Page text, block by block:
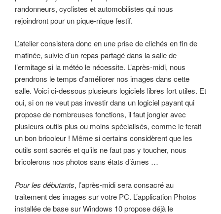
randonneurs, cyclistes et automobilistes qui nous
rejoindront pour un pique-nique festif.
L’atelier consistera donc en une prise de clichés en fin de
matinée, suivie d’un repas partagé dans la salle de
l’ermitage si la météo le nécessite. L’après-midi, nous
prendrons le temps d’améliorer nos images dans cette
salle. Voici ci-dessous plusieurs logiciels libres fort utiles. Et
oui, si on ne veut pas investir dans un logiciel payant qui
propose de nombreuses fonctions, il faut jongler avec
plusieurs outils plus ou moins spécialisés, comme le ferait
un bon bricoleur ! Même si certains considèrent que les
outils sont sacrés et qu’ils ne faut pas y toucher, nous
bricolerons nos photos sans états d’âmes …
Pour les débutants, l’après-midi sera consacré au
traitement des images sur votre PC. L’application Photos
installée de base sur Windows 10 propose déjà le